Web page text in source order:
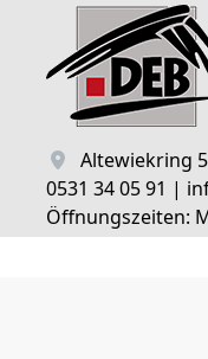
Altewiekring
0531 34 05 91 |
Öffnungszeiten: